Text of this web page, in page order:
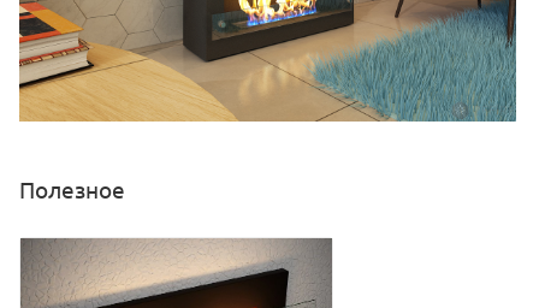
Полезное